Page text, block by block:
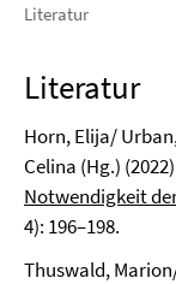
Literatur
Literatur
Horn, Elija/
Celina (Hg.)
Notwendigkeit
4): 196–198.
Thuswald,